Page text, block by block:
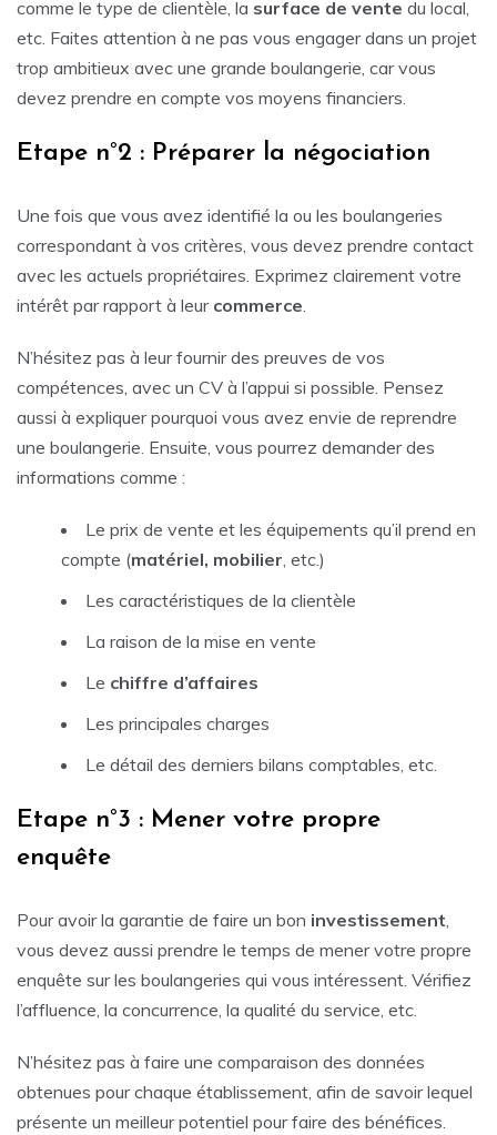
comme le type de clientèle, la surface de vente du local,
etc. Faites attention à ne pas vous engager dans un projet
trop ambitieux avec une grande boulangerie, car vous
devez prendre en compte vos moyens financiers.
Etape n°2 : Préparer la négociation
Une fois que vous avez identifié la ou les boulangeries
correspondant à vos critères, vous devez prendre contact
avec les actuels propriétaires. Exprimez clairement votre
intérêt par rapport à leur commerce
N’hésitez pas à leur fournir des preuves de vos
compétences, avec un CV à l’appui si possible. Pensez
aussi à expliquer pourquoi vous avez envie de reprendre
une boulangerie. Ensuite, vous pourrez demander des
informations comme :
Le prix de vente et les équipements qu’il prend en
compte (matériel, mobilier , etc.)
Les caractéristiques de la clientèle
La raison de la mise en vente
Le chiffre d’affaires
Les principales charges
Le détail des derniers bilans comptables, etc.
Etape n°3 : Mener votre propre
enquête
Pour avoir la garantie de faire un bon investissement
vous devez aussi prendre le temps de mener votre propre
enquête sur les boulangeries qui vous intéressent. Vérifiez
l’affluence, la concurrence, la qualité du service, etc.
N’hésitez pas à faire une comparaison des données
obtenues pour chaque établissement, afin de savoir lequel
présente un meilleur potentiel pour faire des bénéfices.